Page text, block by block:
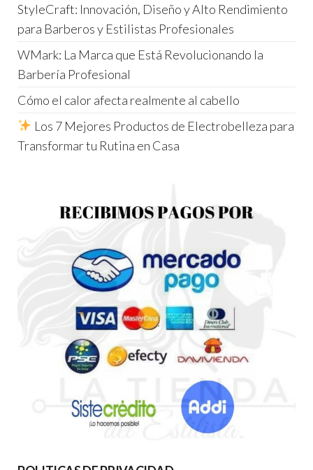
StyleCraft: Innovación, Diseño y Alto Rendimiento
para Barberos y Estilistas Profesionales
WMark: La Marca que Está Revolucionando la
Barbería Profesional
Cómo el calor afecta realmente al cabello
Los 7 Mejores Productos de Electrobelleza para
Transformar tu Rutina en Casa